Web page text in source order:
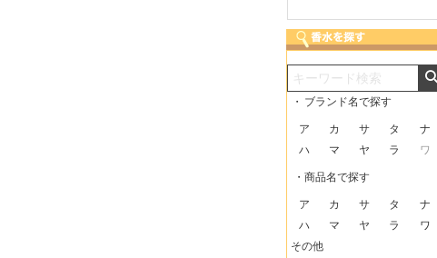
・ ブランド名で探す
ア カ サ タ
ナ
ハ
マ ヤ ラ ワ
・商品名で探す
ア カ サ タ
ナ
ハ
マ ヤ ラ
ワ
その他